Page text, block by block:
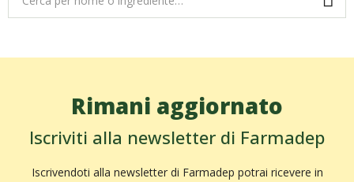
Rimani aggiornato
Iscriviti alla newsletter di Farmadep
Iscrivendoti alla newsletter di Farmadep potrai ricevere in